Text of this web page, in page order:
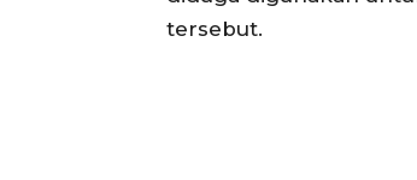
tersebut.